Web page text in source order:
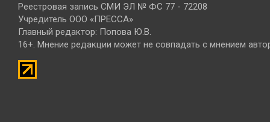
Реестровая запись СМИ ЭЛ № ФС 77 - 72208
Учредитель ООО «ПРЕССА»
Главный редактор: Попова Ю.В.
16+. Мнение редакции может не совпадать с мнением